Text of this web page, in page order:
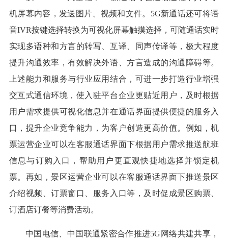
机屏幕内容，发送图片、视频和文件。5G新通话还可将语
音IVR按键选择转换为可视化屏幕触摸选择，可随通话实时
实现多语种和方言的转写、互译、同声传译等，极大程度
提升沟通效率，有效解决外语、方言造成的沟通障碍等。
上述能力和服务与行业应用结合，可进一步打造行业增强
交互式通信环境，使入驻平台企业更贴近用户，及时根据
用户需求提供可视化信息并在通话界面提供便捷的服务入
口，提升企业竞争能力，为客户创造更高价值。例如，机
票运营企业可以在客服通话界面下根据用户需求推送航班
信息与订购入口，帮助用户更直观快捷地选择并锁定机
票。再如，景区运营企业可以在客服通话界面下推送景区
介绍视频、订票窗口、服务入口等，及时促成景区购票、
订酒店订餐等消费活动。
中国电信、中国联通紧密合作推进5G网络共建共享，